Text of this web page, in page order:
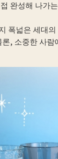
완성해 나가
폭넓은 세대
, 소중한 사